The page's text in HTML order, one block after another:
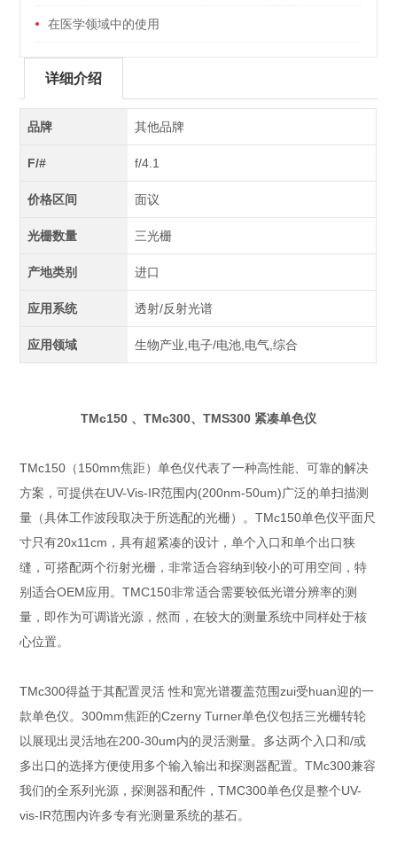
在医学领域中的使用
详细介绍
品牌 其他品牌
F/# f/4.1
价格区间 面议
光栅数量 三光栅
产地类别 进口
应用系统 透射/反射光谱
应用领域 生物产业,电子/电池,电气,综合
TMc150 、TMc300、TMS300 紧凑单色仪
TMc150（150mm焦距）单色仪代表了一种高性能、可靠的解决
方案，可提供在UV-Vis-IR范围内(200nm-50um)广泛的单扫描测
量（具体工作波段取决于所选配的光栅）。TMc150单色仪平面尺
寸只有20x11cm，具有超紧凑的设计，单个入口和单个出口狭
缝，可搭配两个衍射光栅，非常适合容纳到较小的可用空间，特
别适合OEM应用。TMC150非常适合需要较低光谱分辨率的测
量，即作为可调谐光源，然而，在较大的测量系统中同样处于核
心位置。
TMc300得益于其配置灵活 性和宽光谱覆盖范围zui受huan迎的一
款单色仪。300mm焦距的Czerny Turner单色仪包括三光栅转轮
以展现出灵活地在200-30um内的灵活测量。多达两个入口和/或
多出口的选择方便使用多个输入输出和探测器配置。TMc300兼容
我们的全系列光源，探测器和配件，TMC300单色仪是整个UV-
vis-IR范围内许多专有光测量系统的基石。